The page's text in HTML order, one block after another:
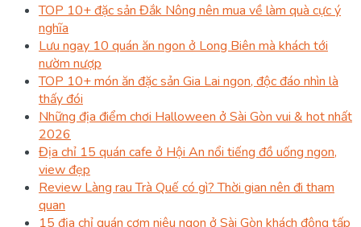
TOP 10+ đặc sản Đắk Nông nên mua về làm quà cực ý
nghĩa
Lưu ngay 10 quán ăn ngon ở Long Biên mà khách tới
nườm nượp
TOP 10+ món ăn đặc sản Gia Lai ngon, độc đáo nhìn là
thấy đói
Những địa điểm chơi Halloween ở Sài Gòn vui & hot nhất
2026
Địa chỉ 15 quán cafe ở Hội An nổi tiếng đồ uống ngon,
view đẹp
Review Làng rau Trà Quế có gì? Thời gian nên đi tham
quan
15 địa chỉ quán cơm niêu ngon ở Sài Gòn khách đông tấp